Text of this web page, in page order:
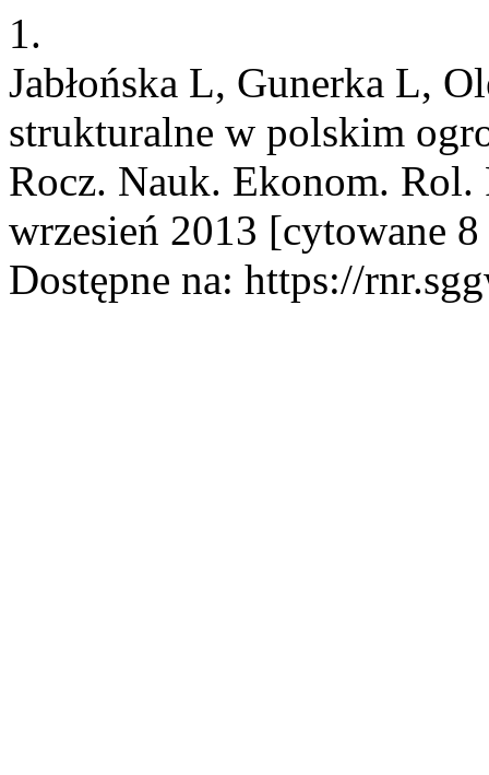
1.
Jabłońska L, Gunerka L,
strukturalne w polskim
Rocz. Nauk. Ekonom.
wrzesień 2013 [cytowane
Dostępne na: https://